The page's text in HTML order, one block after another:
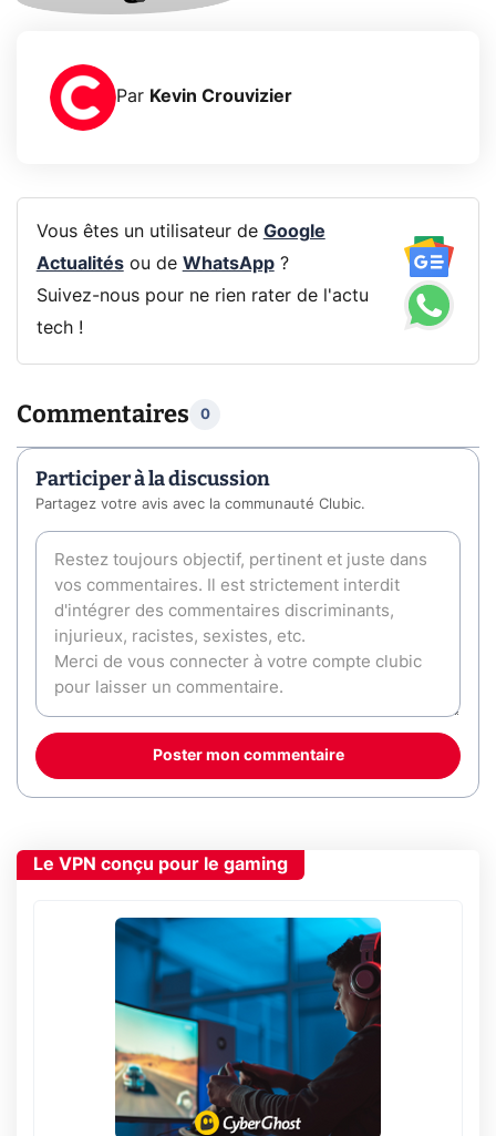
Par Kevin Crouvizier
Vous êtes un utilisateur de Google
Actualitésou de WhatsApp?
Suivez-nous pour ne rien rater de l'actu
tech !
Commentaires 0
Participer à la discussion
Partagez votre avis avec la communauté Clubic.
Poster mon commentaire
Le VPN conçu pour le gaming